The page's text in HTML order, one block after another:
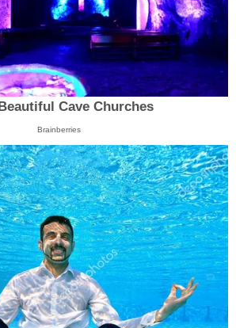
Cave Churches
Brainberries